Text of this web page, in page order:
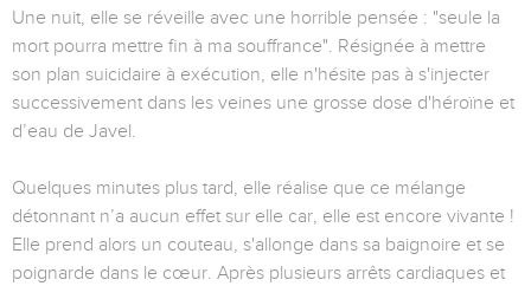
Une nuit, elle se réveille avec une horrible pensée : "seule la
mort pourra mettre fin à ma souffrance". Résignée à mettre
son plan suicidaire à exécution, elle n'hésite pas à s'injecter
successivement dans les veines une grosse dose d'héroïne et
d’eau de Javel.
Quelques minutes plus tard, elle réalise que ce mélange
détonnant n’a aucun effet sur elle car, elle est encore vivante !
Elle prend alors un couteau, s'allonge dans sa baignoire et se
poignarde dans le cœur. Après plusieurs arrêts cardiaques et